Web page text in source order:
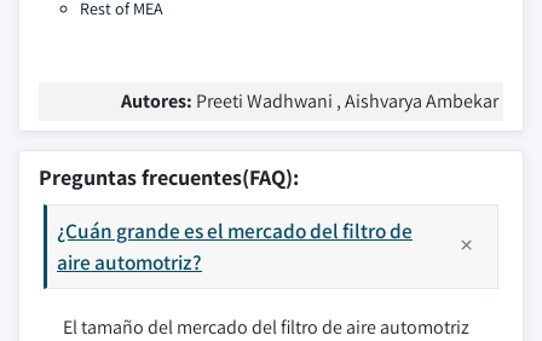
Rest of MEA
Autores: Preeti Wadhwani , Aishvarya Ambekar
Preguntas frecuentes(FAQ):
¿Cuán grande es el mercado del filtro de
aire automotriz?
El tamaño del mercado del filtro de aire automotriz